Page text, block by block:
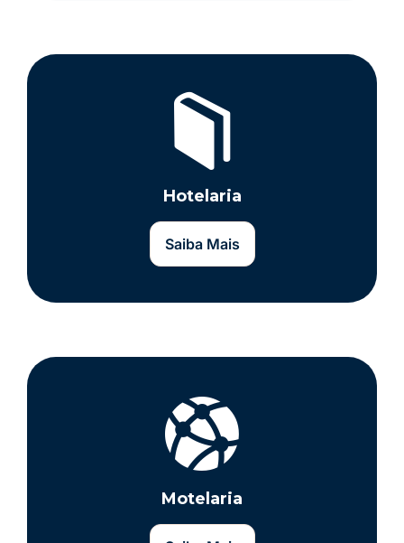
Hotelaria
Saiba Mais
Motelaria